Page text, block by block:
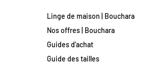
Linge de maison | Bouchara
Nos offres | Bouchara
Guides d'achat
Guide des tailles